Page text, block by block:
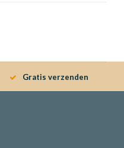
Gratis verzenden